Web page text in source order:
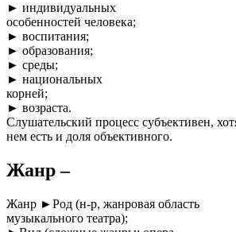
► индивидуальных
особенностей человека;
► воспитания;
► образования;
► среды;
► национальных
корней;
► возраста.
Слушательский процесс субъективен,
нем есть и доля объективного.
Жанр –
Жанр ►Род (н-р, жанровая область
музыкального театра);